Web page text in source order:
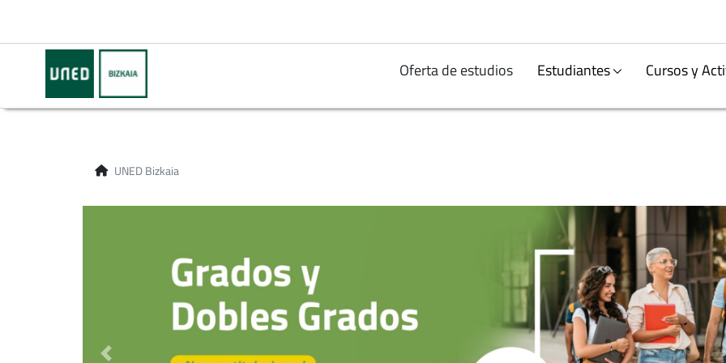
Oferta de estudios Estudiantes Cursos y
UNED Bizkaia